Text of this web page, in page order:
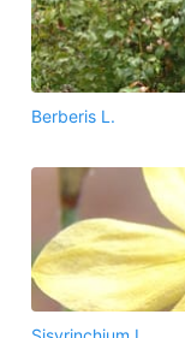
Berberis L.